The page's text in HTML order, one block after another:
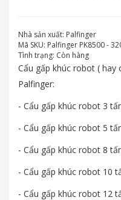
Nhà sản xuất: Palfinger
Mã SKU: Palfinger PK8500 -
Tình trạng: Còn hàng
Cẩu gấp khúc robot ( hay
Palfinger:
- Cẩu gấp khúc robot 3
- Cẩu gấp khúc robot 5
- Cẩu gấp khúc robot 8
- Cẩu gấp khúc robot 10
- Cẩu gấp khúc robot 12